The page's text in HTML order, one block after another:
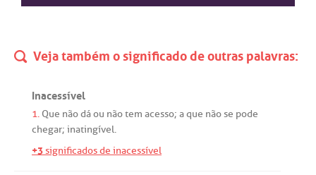
Veja também o significado de outras palavras:
Inacessível
1. Que nãodáou nãotem acesso; aque nãose pode
chegar; inatingível.
+3significados de inacessível